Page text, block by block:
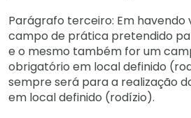
Parágrafo terceiro: Em havendo
campo de prática pretendido
e o mesmo também for um
obrigatório em local definido
sempre será para a realização
em local definido (rodízio).